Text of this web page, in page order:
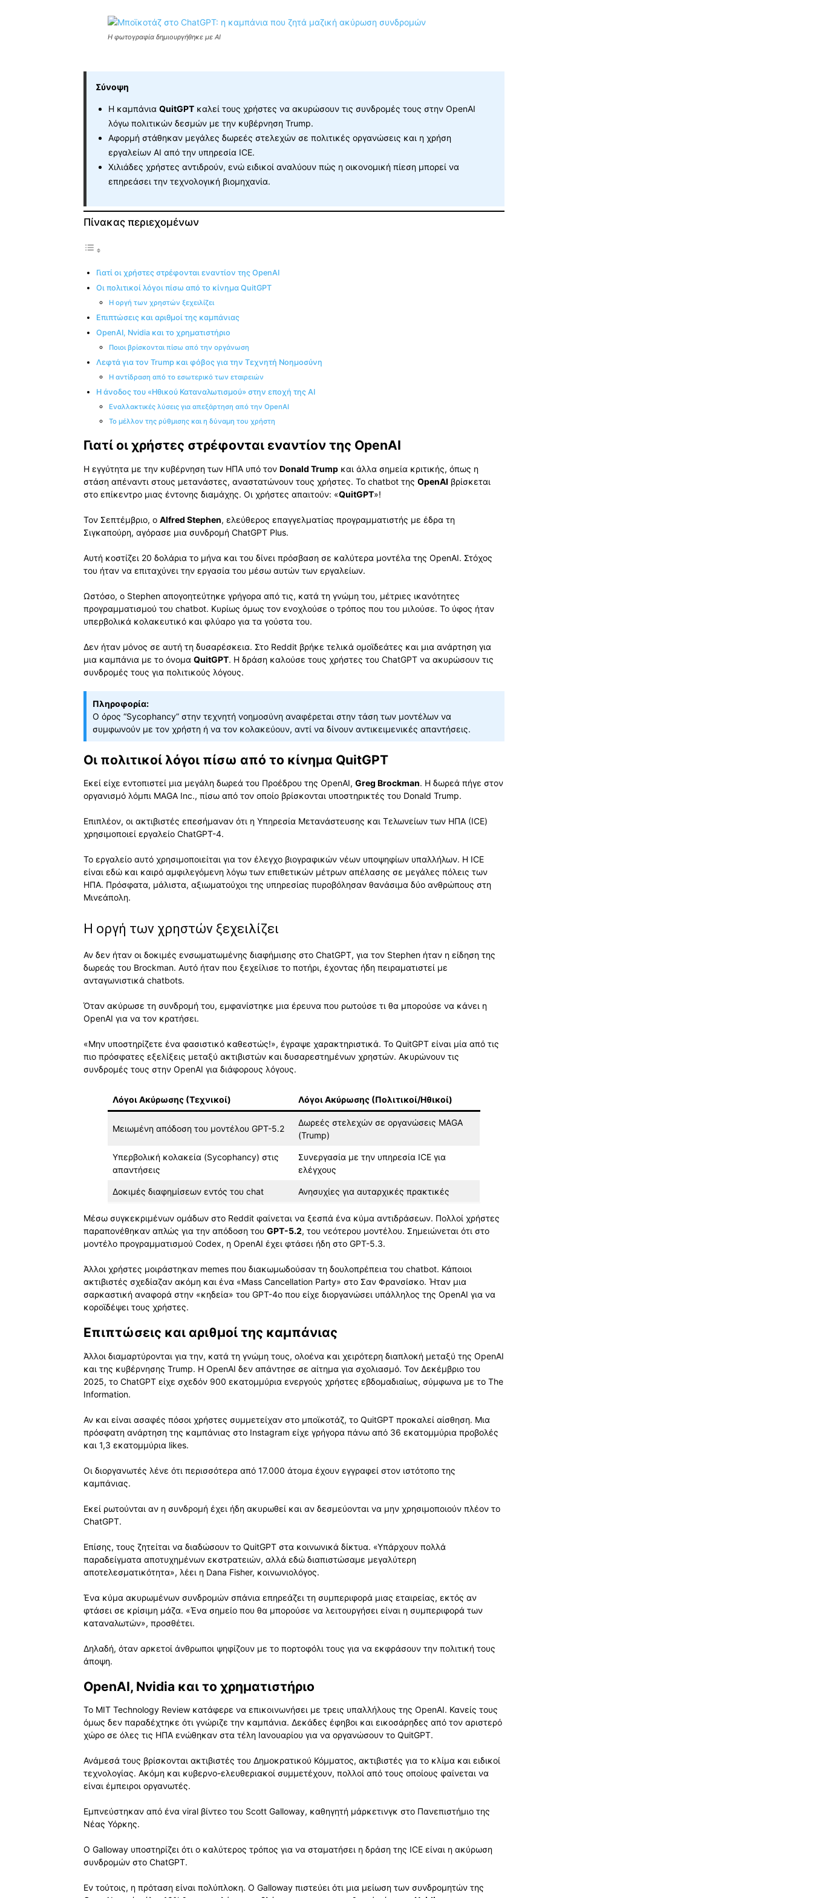
Η φωτογραφία δημιουργήθηκε με AI
Σύνοψη
Η καμπάνια QuitGPT καλεί τους χρήστες να ακυρώσουν τις συνδρομές τους στην OpenAI
λόγω πολιτικών δεσμών με την κυβέρνηση Trump.
Αφορμή στάθηκαν μεγάλες δωρεές στελεχών σε πολιτικές οργανώσεις και η χρήση
εργαλείων AI από την υπηρεσία ICE.
Χιλιάδες χρήστες αντιδρούν, ενώ ειδικοί αναλύουν πώς η οικονομική πίεση μπορεί να
επηρεάσει την τεχνολογική βιομηχανία.
Πίνακας περιεχομένων
Γιατί οι χρήστες στρέφονται εναντίον της OpenAI
Οι πολιτικοί λόγοι πίσω από το κίνημα QuitGPT
Η οργή των χρηστών ξεχειλίζει
Επιπτώσεις και αριθμοί της καμπάνιας
OpenAI, Nvidia και το χρηματιστήριο
Ποιοι βρίσκονται πίσω από την οργάνωση
Λεφτά για τον Trump και φόβος για την Τεχνητή Νοημοσύνη
Η αντίδραση από το εσωτερικό των εταιρειών
Η άνοδος του «Ηθικού Καταναλωτισμού» στην εποχή της AI
Εναλλακτικές λύσεις για απεξάρτηση από την OpenAI
Το μέλλον της ρύθμισης και η δύναμη του χρήστη
Γιατί οι χρήστες στρέφονται εναντίον της OpenAI
Η εγγύτητα με την κυβέρνηση των ΗΠΑ υπό τον Donald Trump και άλλα σημεία κριτικής, όπως η
στάση απέναντι στους μετανάστες, αναστατώνουν τους χρήστες. Το chatbot της OpenAI βρίσκεται
στο επίκεντρο μιας έντονης διαμάχης. Οι χρήστες απαιτούν: «QuitGPT»!
Τον Σεπτέμβριο, ο Alfred Stephen, ελεύθερος επαγγελματίας προγραμματιστής με έδρα τη
Σιγκαπούρη, αγόρασε μια συνδρομή ChatGPT Plus.
Αυτή κοστίζει 20 δολάρια το μήνα και του δίνει πρόσβαση σε καλύτερα μοντέλα της OpenAI. Στόχος
του ήταν να επιταχύνει την εργασία του μέσω αυτών των εργαλείων.
Ωστόσο, ο Stephen απογοητεύτηκε γρήγορα από τις, κατά τη γνώμη του, μέτριες ικανότητες
προγραμματισμού του chatbot. Κυρίως όμως τον ενοχλούσε ο τρόπος που του μιλούσε. Το ύφος ήταν
υπερβολικά κολακευτικό και φλύαρο για τα γούστα του.
Δεν ήταν μόνος σε αυτή τη δυσαρέσκεια. Στο Reddit βρήκε τελικά ομοϊδεάτες και μια ανάρτηση για
μια καμπάνια με το όνομα QuitGPT. Η δράση καλούσε τους χρήστες του ChatGPT να ακυρώσουν τις
συνδρομές τους για πολιτικούς λόγους.
Πληροφορία:
Ο όρος “Sycophancy” στην τεχνητή νοημοσύνη αναφέρεται στην τάση των μοντέλων να
συμφωνούν με τον χρήστη ή να τον κολακεύουν, αντί να δίνουν αντικειμενικές απαντήσεις.
Οι πολιτικοί λόγοι πίσω από το κίνημα QuitGPT
Εκεί είχε εντοπιστεί μια μεγάλη δωρεά του Προέδρου της OpenAI, Greg Brockman. Η δωρεά πήγε στον
οργανισμό λόμπι MAGA Inc., πίσω από τον οποίο βρίσκονται υποστηρικτές του Donald Trump.
Επιπλέον, οι ακτιβιστές επεσήμαναν ότι η Υπηρεσία Μετανάστευσης και Τελωνείων των ΗΠΑ (ICE)
χρησιμοποιεί εργαλείο ChatGPT-4.
Το εργαλείο αυτό χρησιμοποιείται για τον έλεγχο βιογραφικών νέων υποψηφίων υπαλλήλων. Η ICE
είναι εδώ και καιρό αμφιλεγόμενη λόγω των επιθετικών μέτρων απέλασης σε μεγάλες πόλεις των
ΗΠΑ. Πρόσφατα, μάλιστα, αξιωματούχοι της υπηρεσίας πυροβόλησαν θανάσιμα δύο ανθρώπους στη
Μινεάπολη.
Η οργή των χρηστών ξεχειλίζει
Αν δεν ήταν οι δοκιμές ενσωματωμένης διαφήμισης στο ChatGPT, για τον Stephen ήταν η είδηση της
δωρεάς του Brockman. Αυτό ήταν που ξεχείλισε το ποτήρι, έχοντας ήδη πειραματιστεί με
ανταγωνιστικά chatbots.
Όταν ακύρωσε τη συνδρομή του, εμφανίστηκε μια έρευνα που ρωτούσε τι θα μπορούσε να κάνει η
OpenAI για να τον κρατήσει.
«Μην υποστηρίζετε ένα φασιστικό καθεστώς!», έγραψε χαρακτηριστικά. Το QuitGPT είναι μία από τις
πιο πρόσφατες εξελίξεις μεταξύ ακτιβιστών και δυσαρεστημένων χρηστών. Ακυρώνουν τις
συνδρομές τους στην OpenAI για διάφορους λόγους.
Λόγοι Ακύρωσης (Τεχνικοί) Λόγοι Ακύρωσης (Πολιτικοί/Ηθικοί)
Μειωμένη απόδοση του μοντέλου GPT-5.2
Δωρεές στελεχών σε οργανώσεις MAGA
(Trump)
Υπερβολική κολακεία (Sycophancy) στις
απαντήσεις
Συνεργασία με την υπηρεσία ICE για
ελέγχους
Δοκιμές διαφημίσεων εντός του chat Ανησυχίες για αυταρχικές πρακτικές
Μέσω συγκεκριμένων ομάδων στο Reddit φαίνεται να ξεσπά ένα κύμα αντιδράσεων. Πολλοί χρήστες
παραπονέθηκαν απλώς για την απόδοση του GPT-5.2, του νεότερου μοντέλου. Σημειώνεται ότι στο
μοντέλο προγραμματισμού Codex, η OpenAI έχει φτάσει ήδη στο GPT-5.3.
Άλλοι χρήστες μοιράστηκαν memes που διακωμωδούσαν τη δουλοπρέπεια του chatbot. Κάποιοι
ακτιβιστές σχεδίαζαν ακόμη και ένα «Mass Cancellation Party» στο Σαν Φρανσίσκο. Ήταν μια
σαρκαστική αναφορά στην «κηδεία» του GPT-4o που είχε διοργανώσει υπάλληλος της OpenAI για να
κοροϊδέψει τους χρήστες.
Επιπτώσεις και αριθμοί της καμπάνιας
Άλλοι διαμαρτύρονται για την, κατά τη γνώμη τους, ολοένα και χειρότερη διαπλοκή μεταξύ της OpenAI
και της κυβέρνησης Trump. Η OpenAI δεν απάντησε σε αίτημα για σχολιασμό. Τον Δεκέμβριο του
2025, το ChatGPT είχε σχεδόν 900 εκατομμύρια ενεργούς χρήστες εβδομαδιαίως, σύμφωνα με το The
Information.
Αν και είναι ασαφές πόσοι χρήστες συμμετείχαν στο μποϊκοτάζ, το QuitGPT προκαλεί αίσθηση. Μια
πρόσφατη ανάρτηση της καμπάνιας στο Instagram είχε γρήγορα πάνω από 36 εκατομμύρια προβολές
και 1,3 εκατομμύρια likes.
Οι διοργανωτές λένε ότι περισσότερα από 17.000 άτομα έχουν εγγραφεί στον ιστότοπο της
καμπάνιας.
Εκεί ρωτούνται αν η συνδρομή έχει ήδη ακυρωθεί και αν δεσμεύονται να μην χρησιμοποιούν πλέον το
ChatGPT.
Επίσης, τους ζητείται να διαδώσουν το QuitGPT στα κοινωνικά δίκτυα. «Υπάρχουν πολλά
παραδείγματα αποτυχημένων εκστρατειών, αλλά εδώ διαπιστώσαμε μεγαλύτερη
αποτελεσματικότητα», λέει η Dana Fisher, κοινωνιολόγος.
Ένα κύμα ακυρωμένων συνδρομών σπάνια επηρεάζει τη συμπεριφορά μιας εταιρείας, εκτός αν
φτάσει σε κρίσιμη μάζα. «Ένα σημείο που θα μπορούσε να λειτουργήσει είναι η συμπεριφορά των
καταναλωτών», προσθέτει.
Δηλαδή, όταν αρκετοί άνθρωποι ψηφίζουν με το πορτοφόλι τους για να εκφράσουν την πολιτική τους
άποψη.
OpenAI, Nvidia και το χρηματιστήριο
Το MIT Technology Review κατάφερε να επικοινωνήσει με τρεις υπαλλήλους της OpenAI. Κανείς τους
όμως δεν παραδέχτηκε ότι γνώριζε την καμπάνια. Δεκάδες έφηβοι και εικοσάρηδες από τον αριστερό
χώρο σε όλες τις ΗΠΑ ενώθηκαν στα τέλη Ιανουαρίου για να οργανώσουν το QuitGPT.
Ανάμεσά τους βρίσκονται ακτιβιστές του Δημοκρατικού Κόμματος, ακτιβιστές για το κλίμα και ειδικοί
τεχνολογίας. Ακόμη και κυβερνο-ελευθεριακοί συμμετέχουν, πολλοί από τους οποίους φαίνεται να
είναι έμπειροι οργανωτές.
Εμπνεύστηκαν από ένα viral βίντεο του Scott Galloway, καθηγητή μάρκετινγκ στο Πανεπιστήμιο της
Νέας Υόρκης.
Ο Galloway υποστηρίζει ότι ο καλύτερος τρόπος για να σταματήσει η δράση της ICE είναι η ακύρωση
συνδρομών στο ChatGPT.
Εν τούτοις, η πρόταση είναι πολύπλοκη. Ο Galloway πιστεύει ότι μια μείωση των συνδρομητών της